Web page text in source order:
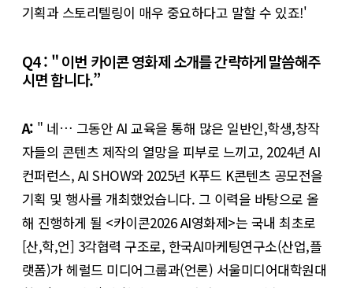
기획과 스토리텔링이 매우 중요하다고 말할 수 있죠!'
Q4 : " 이번 카이콘 영화제 소개를 간략하게 말씀해주
시면 합니다.”
A: " 네… 그동안 AI 교육을 통해 많은 일반인,학생,창작
자들의 콘텐츠 제작의 열망을 피부로 느끼고, 2024년 AI
컨퍼런스, AI SHOW와 2025년 K푸드 K콘텐츠 공모전을
기획 및 행사를 개최했었습니다. 그 이력을 바탕으로 올
해 진행하게 될 <카이콘2026 AI영화제>는 국내 최초로
[산,학,언] 3각협력 구조로, 한국AI마케팅연구소(산업,플
랫폼)가 헤럴드 미디어그룹과(언론) 서울미디어대학원대